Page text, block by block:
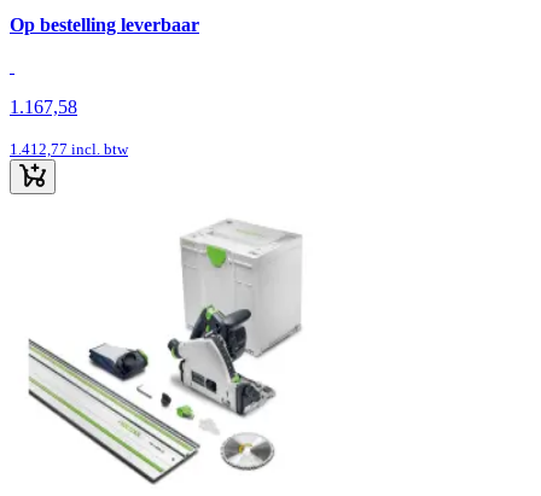
Op bestelling leverbaar
1.167,58
1.412,77 incl. btw